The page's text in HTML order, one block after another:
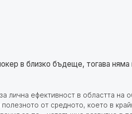
в близко бъдеще, тогава
лична ефективност в областта на
от средното, което в